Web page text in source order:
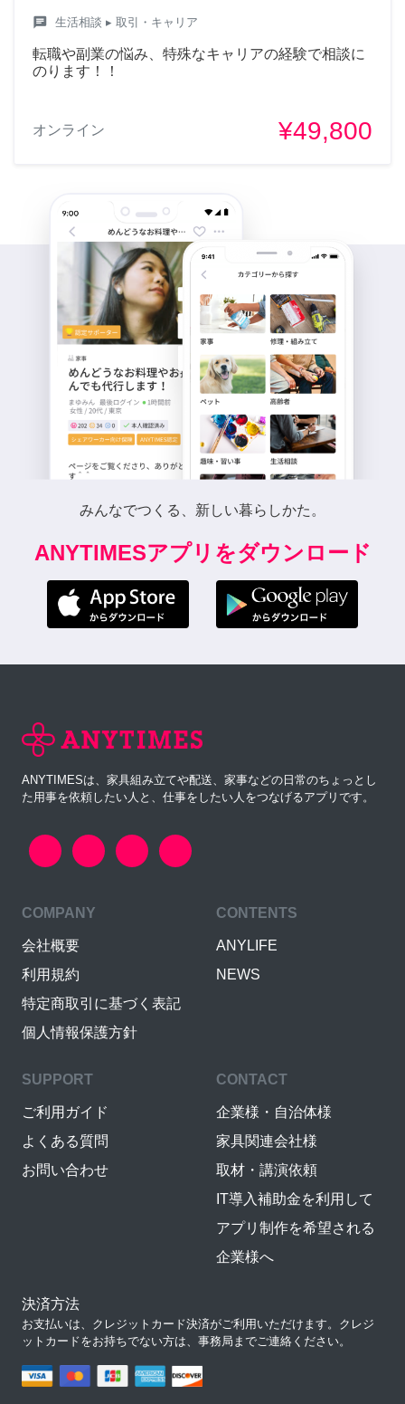
chat 生活相談 ▸ 取引・キャリア
転職や副業の悩み、特殊なキャリアの経験で相談に
のります！！
オンライン ¥49,800
みんなでつくる、新しい暮らしかた。
ANYTIMESアプリをダウンロード
ANYTIMESは、家具組み立てや配送、家事などの日常のちょっとし
た用事を依頼したい人と、仕事をしたい人をつなげるアプリです。
COMPANY
会社概要
利用規約
特定商取引に基づく表記
個人情報保護方針
CONTENTS
ANYLIFE
NEWS
SUPPORT
ご利用ガイド
よくある質問
お問い合わせ
CONTACT
企業様・自治体様
家具関連会社様
取材・講演依頼
IT導入補助金を利用して
アプリ制作を希望される
企業様へ
決済方法
お支払いは、クレジットカード決済がご利用いただけます。クレジ
ットカードをお持ちでない方は、事務局までご連絡ください。